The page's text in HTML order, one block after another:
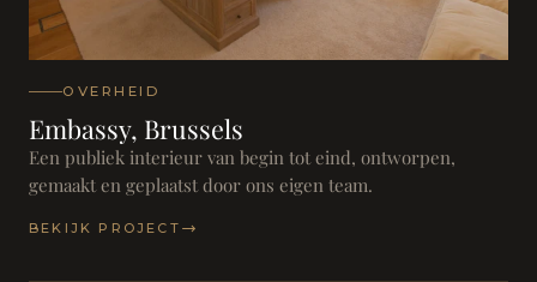
OVERHEID
Embassy, Brussels
Een publiek interieur van begin tot eind, ontworpen,
gemaakt en geplaatst door ons eigen team.
BEKIJK PROJECT